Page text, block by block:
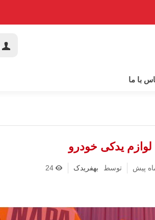
با ما
یدکی خودرو
توسط بهفریدک 24